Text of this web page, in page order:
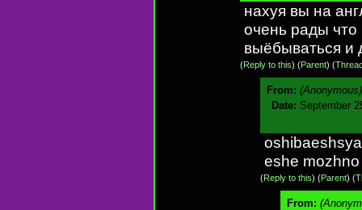
нахуя вы на
очень рады что
выёбываться и
(Reply to this) (Parent) (
From: (Anonymous)
Date: September
eshe
(Reply to this) (Parent) (
From: